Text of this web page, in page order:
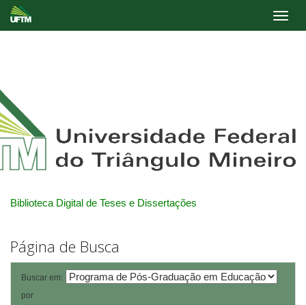
Biblioteca Digital de Teses e Dissertações
Página de Busca
Buscar em:
por